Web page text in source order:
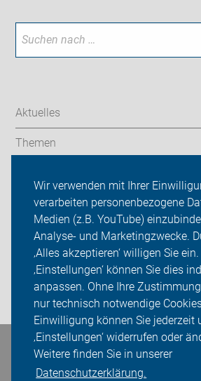
Wir verwenden mit Ihrer
verarbeiten personenbezogene
Medien (z.B. YouTube)
Analyse- und Marketingzwecke.
‚Alles akzeptieren‘ willigen Sie
‚Einstellungen‘ können Sie dies
anpassen. Ohne Ihre
nur technisch notwendige
Einwilligung können Sie jederzeit
‚Einstellungen‘ widerrufen oder
Weitere finden Sie in unserer
Datenschutzerklärung.
Aktuelles
Themen
ADFC Rheinland-Pfalz
Sei dabei
Presse
Login
Bleiben Sie in Kontakt